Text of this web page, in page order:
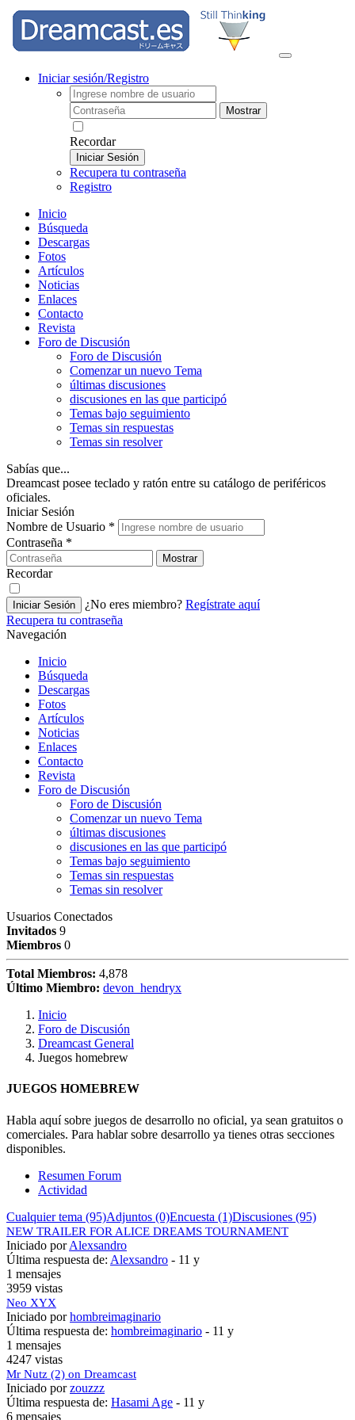
Iniciar sesión/Registro
Mostrar
Recordar
Iniciar Sesión
Recupera tu contraseña
Registro
Inicio
Búsqueda
Descargas
Fotos
Artículos
Noticias
Enlaces
Contacto
Revista
Foro de Discusión
Foro de Discusión
Comenzar un nuevo Tema
últimas discusiones
discusiones en las que participó
Temas bajo seguimiento
Temas sin respuestas
Temas sin resolver
Sabías que...
Dreamcast posee teclado y ratón entre su catálogo de periféricos
oficiales.
Iniciar Sesión
Nombre de Usuario *
Contraseña *
Mostrar
Recordar
Iniciar Sesión ¿No eres miembro? Regístrate aquí
Recupera tu contraseña
Navegación
Inicio
Búsqueda
Descargas
Fotos
Artículos
Noticias
Enlaces
Contacto
Revista
Foro de Discusión
Foro de Discusión
Comenzar un nuevo Tema
últimas discusiones
discusiones en las que participó
Temas bajo seguimiento
Temas sin respuestas
Temas sin resolver
Usuarios Conectados
Invitados 9
Miembros 0
Total Miembros: 4,878
Último Miembro: devon_hendryx
Inicio
Foro de Discusión
Dreamcast General
Juegos homebrew
JUEGOS HOMEBREW
Habla aquí sobre juegos de desarrollo no oficial, ya sean gratuitos o
comerciales. Para hablar sobre desarrollo ya tienes otras secciones
disponibles.
Resumen Forum
Actividad
Cualquier tema (95)Adjuntos (0)Encuesta (1)Discusiones (95)
NEW TRAILER FOR ALICE DREAMS TOURNAMENT
Iniciado porAlexsandro
Última respuesta de: Alexsandro - 11 y
1 mensajes
3959 vistas
Neo XYX
Iniciado porhombreimaginario
Última respuesta de: hombreimaginario - 11 y
1 mensajes
4247 vistas
Mr Nutz (2) on Dreamcast
Iniciado porzouzzz
Última respuesta de: Hasami Age - 11 y
6 mensajes